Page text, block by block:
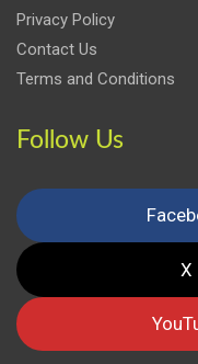
Privacy Policy
Contact Us
Terms and Conditions
Follow Us
X